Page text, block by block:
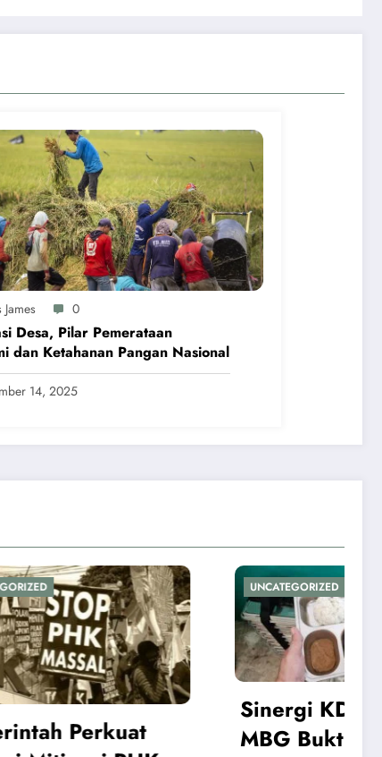
James 0
Desa, Pilar Pemerataan
dan Ketahanan Pangan Nasional
14, 2025
UNCATEGORIZED
KDMP dan
Bukti Program
Mensos: